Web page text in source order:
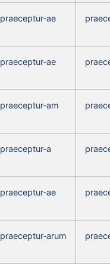
praeceptur‑ae
praeceptur‑ae
praeceptur‑am
praeceptur‑a
praeceptur‑ae
praeceptur‑arum